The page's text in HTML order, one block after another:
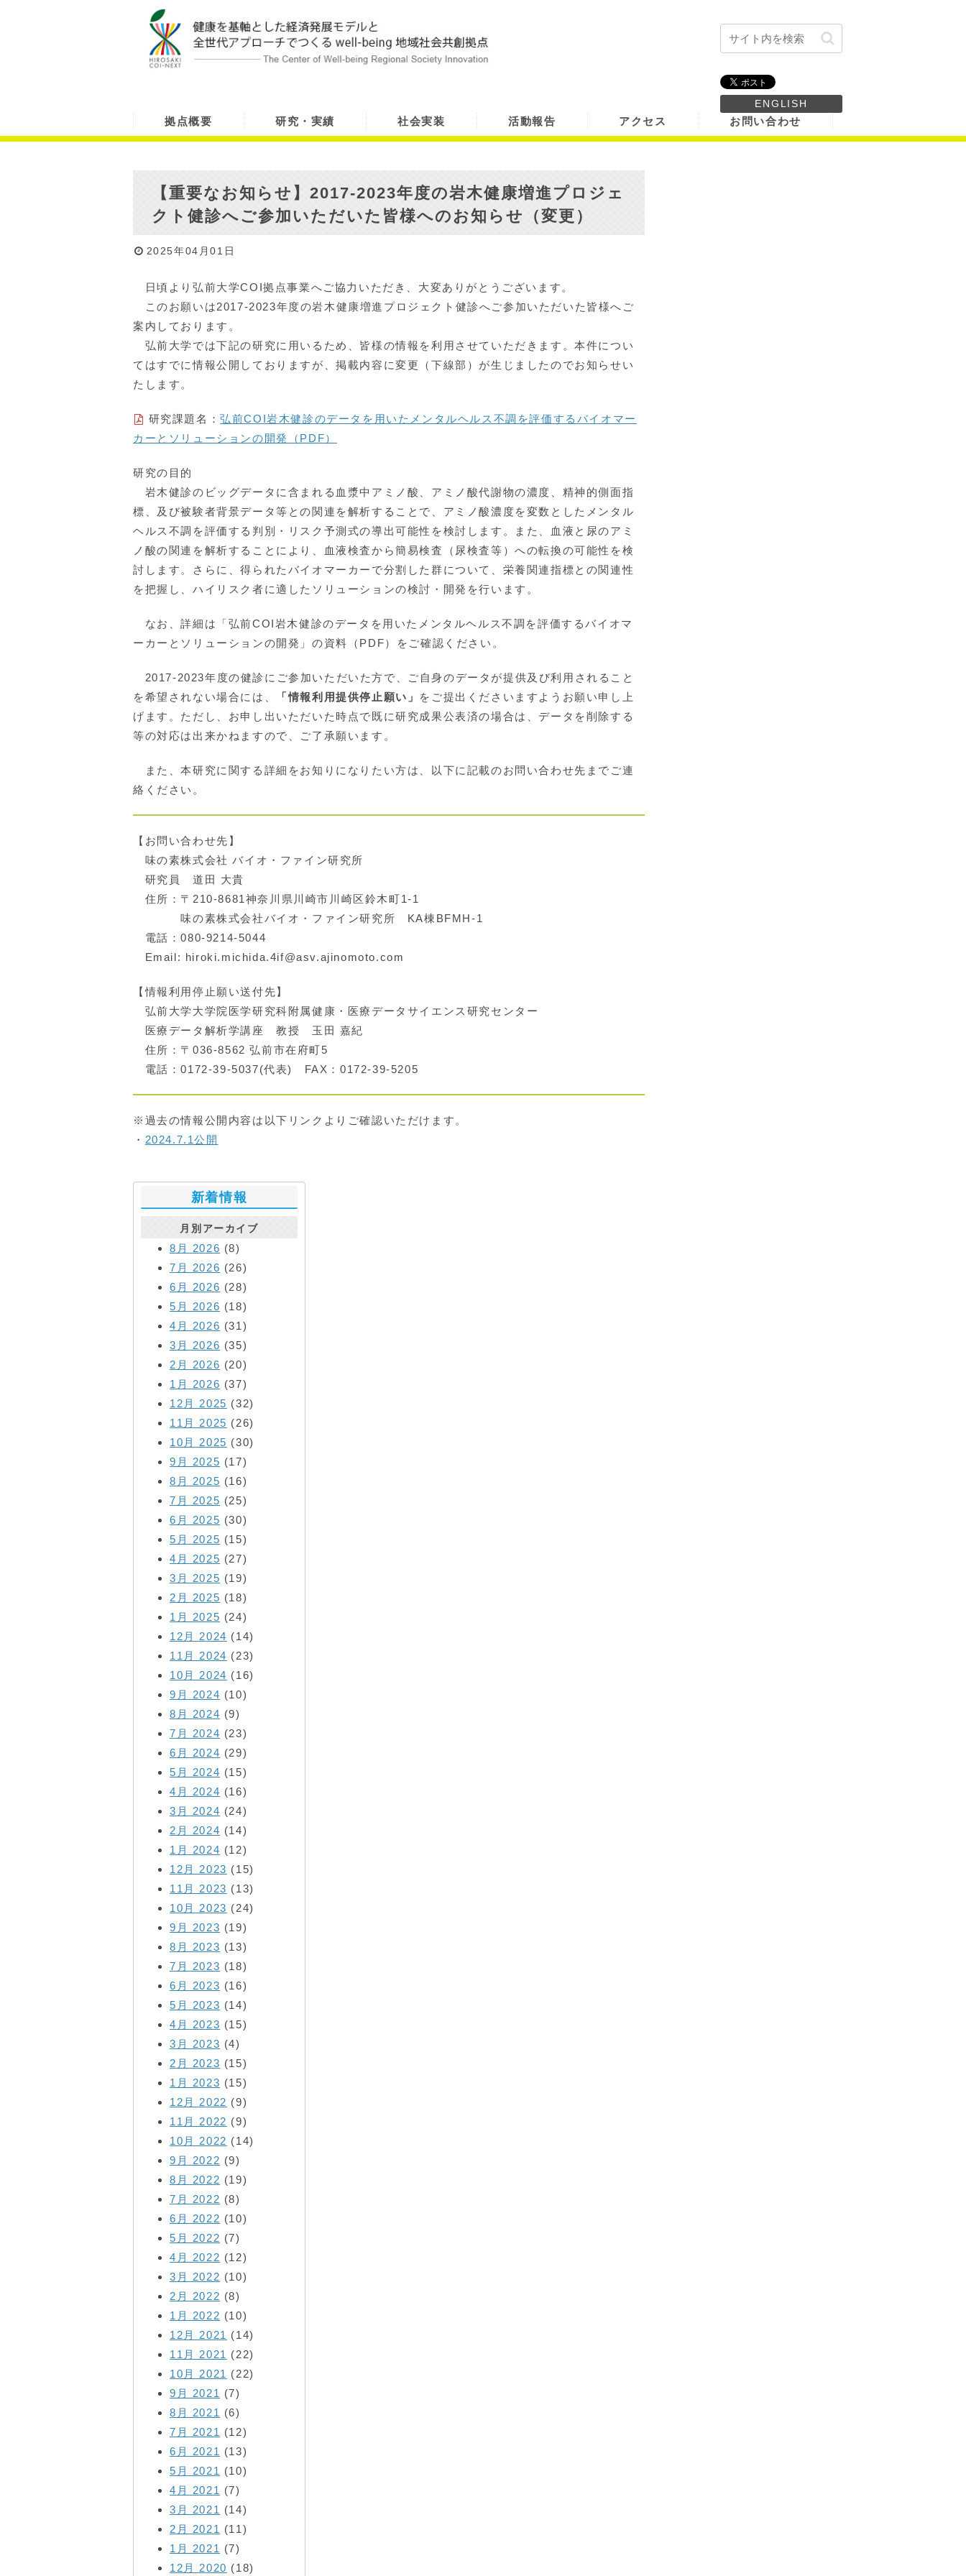
ENGLISH
拠点概要 研究・実績 社会実装 活動報告 アクセス お問い合わせ
【重要なお知らせ】2017-2023年度の岩木健康増進プロジェ
クト健診へご参加いただいた皆様へのお知らせ（変更）
2025年04月01日
日頃より弘前大学COI拠点事業へご協力いただき、大変ありがとうございます。
このお願いは2017-2023年度の岩木健康増進プロジェクト健診へご参加いただいた皆様へご
案内しております。
弘前大学では下記の研究に用いるため、皆様の情報を利用させていただきます。本件につい
てはすでに情報公開しておりますが、掲載内容に変更（下線部）が生じましたのでお知らせい
たします。
研究課題名：弘前COI岩木健診のデータを用いたメンタルヘルス不調を評価するバイオマー
カーとソリューションの開発（PDF）
研究の目的
岩木健診のビッグデータに含まれる血漿中アミノ酸、アミノ酸代謝物の濃度、精神的側面指
標、及び被験者背景データ等との関連を解析することで、アミノ酸濃度を変数としたメンタル
ヘルス不調を評価する判別・リスク予測式の導出可能性を検討します。また、血液と尿のアミ
ノ酸の関連を解析することにより、血液検査から簡易検査（尿検査等）への転換の可能性を検
討します。さらに、得られたバイオマーカーで分割した群について、栄養関連指標との関連性
を把握し、ハイリスク者に適したソリューションの検討・開発を行います。
なお、詳細は「弘前COI岩木健診のデータを用いたメンタルヘルス不調を評価するバイオマ
ーカーとソリューションの開発」の資料（PDF）をご確認ください。
2017-2023年度の健診にご参加いただいた方で、ご自身のデータが提供及び利用されること
を希望されない場合には、
「情報利用提供停止願い」 をご提出くださいますようお願い申し上
げます。ただし、お申し出いただいた時点で既に研究成果公表済の場合は、データを削除する
等の対応は出来かねますので、ご了承願います。
また、本研究に関する詳細をお知りになりたい方は、以下に記載のお問い合わせ先までご連
絡ください。
【お問い合わせ先】
味の素株式会社 バイオ・ファイン研究所
研究員 道田 大貴
住所：〒210-8681神奈川県川崎市川崎区鈴木町1-1
味の素株式会社バイオ・ファイン研究所 KA棟BFMH-1
電話：080-9214-5044
Email: hiroki.michida.4if@asv.ajinomoto.com
【情報利用停止願い送付先】
弘前大学大学院医学研究科附属健康・医療データサイエンス研究センター
医療データ解析学講座 教授 玉田 嘉紀
住所：〒036-8562 弘前市在府町5
電話：0172-39-5037(代表) FAX：0172-39-5205
※過去の情報公開内容は以下リンクよりご確認いただけます。
・ 2024.7.1公開
新着情報
月別アーカイブ
8月 2026 (8)
7月 2026 (26)
6月 2026 (28)
5月 2026 (18)
4月 2026 (31)
3月 2026 (35)
2月 2026 (20)
1月 2026 (37)
12月 2025 (32)
11月 2025 (26)
10月 2025 (30)
9月 2025 (17)
8月 2025 (16)
7月 2025 (25)
6月 2025 (30)
5月 2025 (15)
4月 2025 (27)
3月 2025 (19)
2月 2025 (18)
1月 2025 (24)
12月 2024 (14)
11月 2024 (23)
10月 2024 (16)
9月 2024 (10)
8月 2024 (9)
7月 2024 (23)
6月 2024 (29)
5月 2024 (15)
4月 2024 (16)
3月 2024 (24)
2月 2024 (14)
1月 2024 (12)
12月 2023 (15)
11月 2023 (13)
10月 2023 (24)
9月 2023 (19)
8月 2023 (13)
7月 2023 (18)
6月 2023 (16)
5月 2023 (14)
4月 2023 (15)
3月 2023 (4)
2月 2023 (15)
1月 2023 (15)
12月 2022 (9)
11月 2022 (9)
10月 2022 (14)
9月 2022 (9)
8月 2022 (19)
7月 2022 (8)
6月 2022 (10)
5月 2022 (7)
4月 2022 (12)
3月 2022 (10)
2月 2022 (8)
1月 2022 (10)
12月 2021 (14)
11月 2021 (22)
10月 2021 (22)
9月 2021 (7)
8月 2021 (6)
7月 2021 (12)
6月 2021 (13)
5月 2021 (10)
4月 2021 (7)
3月 2021 (14)
2月 2021 (11)
1月 2021 (7)
12月 2020 (18)